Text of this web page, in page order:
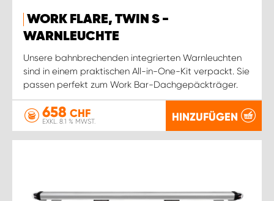
WORK FLARE, TWIN S -
WARNLEUCHTE
Unsere bahnbrechenden integrierten Warnleuchten
sind in einem praktischen All-in-One-Kit verpackt. Sie
passen perfekt zum Work Bar-Dachgepäckträger.
658 CHF
EXKL. 8.1 % MWST. HINZUFÜGEN